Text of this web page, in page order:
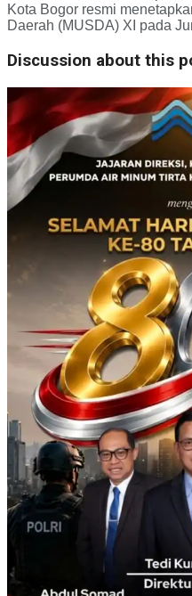
Kota Bogor resmi
Daerah (MUSDA) XI pada
Discussion about this